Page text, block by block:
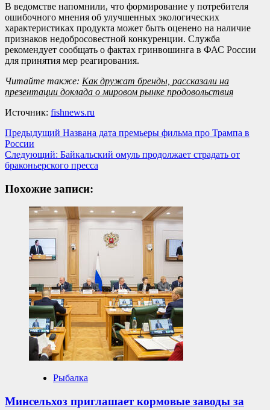
В ведомстве напомнили, что формирование у потребителя
ошибочного мнения об улучшенных экологических
характеристиках продукта может быть оценено на наличие
признаков недобросовестной конкуренции. Служба
рекомендует сообщать о фактах гринвошинга в ФАС России
для принятия мер реагирования.
Читайте также: Как дружат бренды, рассказали на
презентации доклада о мировом рынке продовольствия
Источник: fishnews.ru
Навигация
записи
Предыдущий Названа дата премьеры фильма про Трампа в
России
Следующий: Байкальский омуль продолжает страдать от
браконьерского пресса
Похожие записи:
Рыбалка
Минсельхоз приглашает кормовые заводы за